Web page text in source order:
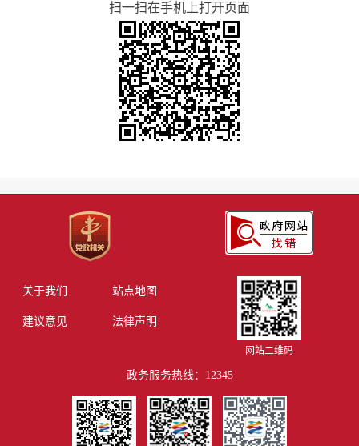
扫一扫在手机上打开页面
关于我们 站点地图
建议意见 法律声明
网站二维码
政务服务热线：12345